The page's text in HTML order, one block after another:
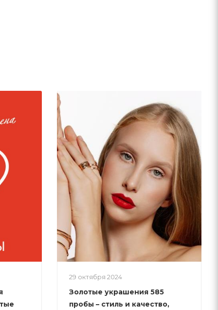
29 октября 2024
Золотые украшения 585
пробы – стиль и качество,